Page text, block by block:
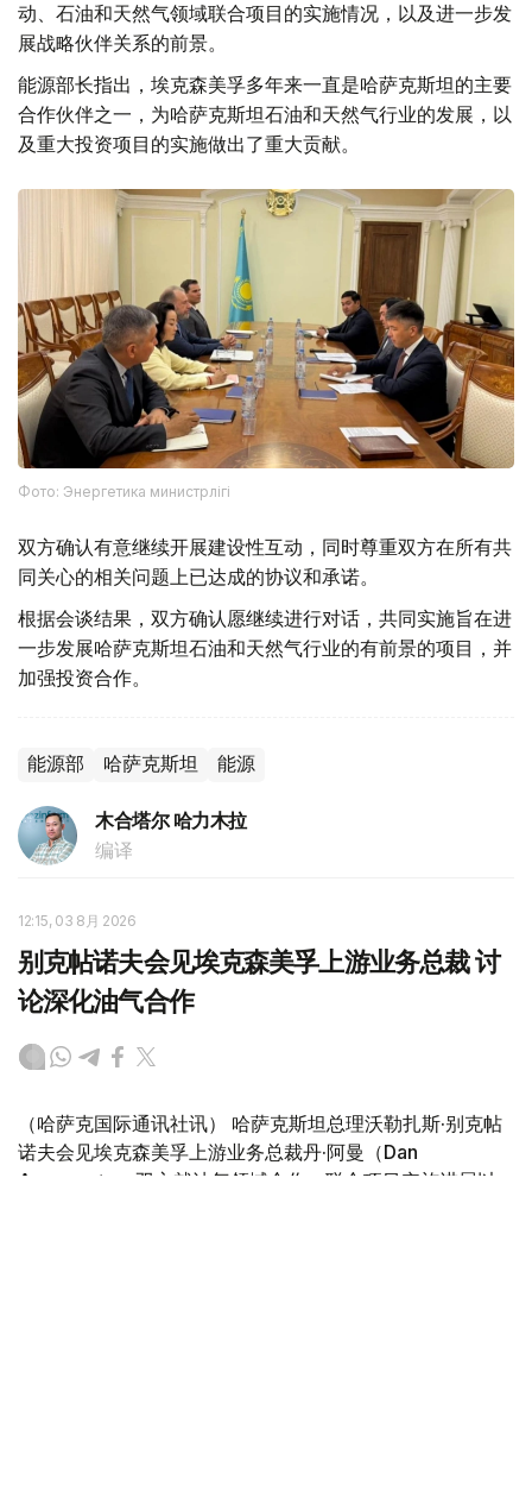
动、石油和天然气领域联合项目的实施情况，以及进一步发
展战略伙伴关系的前景。
能源部长指出，埃克森美孚多年来一直是哈萨克斯坦的主要
合作伙伴之一，为哈萨克斯坦石油和天然气行业的发展，以
及重大投资项目的实施做出了重大贡献。
Фото: Энергетика министрлігі
双方确认有意继续开展建设性互动，同时尊重双方在所有共
同关心的相关问题上已达成的协议和承诺。
根据会谈结果，双方确认愿继续进行对话，共同实施旨在进
一步发展哈萨克斯坦石油和天然气行业的有前景的项目，并
加强投资合作。
能源部 哈萨克斯坦 能源
木合塔尔 哈力木拉
编译
12:15, 03 8月 2026
别克帖诺夫会见埃克森美孚上游业务总裁 讨
论深化油气合作
（哈萨克国际通讯社讯） 哈萨克斯坦总理沃勒扎斯·别克帖
诺夫会见埃克森美孚上游业务总裁丹·阿曼（Dan
Ammann），双方就油气领域合作、联合项目实施进展以